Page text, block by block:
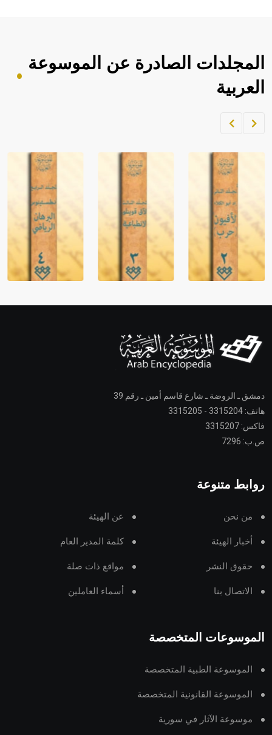
المجلدات الصادرة عن الموسوعة
العربية
دمشق ـ الروضة ـ شارع قاسم أمين ـ رقم 39
هاتف: 3315204 - 3315205
فاكس: 3315207
ص.ب: 7296
روابط متنوعة
من نحن عن الهيئة
أخبار الهيئة كلمة المدير العام
حقوق النشر مواقع ذات صلة
الاتصال بنا أسماء العاملين
الموسوعات المتخصصة
الموسوعة الطبية المتخصصة
الموسوعة القانونية المتخصصة
موسوعة الآثار في سورية